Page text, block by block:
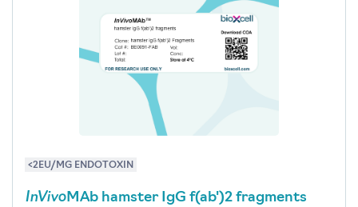
<2EU/MG ENDOTOXIN
InVivoMAb hamster IgG f(ab')2 fragments